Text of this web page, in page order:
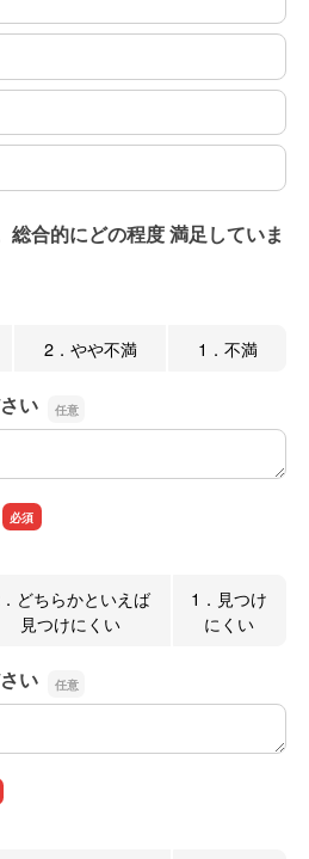
合的にどの程度 満足していま
2．やや不満 1．不満
い
どちらかといえば
見つけにくい
1．見つけ
にくい
い